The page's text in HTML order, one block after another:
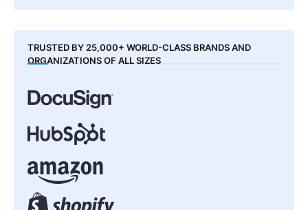
TRUSTED BY 25,000+ WORLD-CLASS BRANDS AND
ORGANIZATIONS OF ALL SIZES